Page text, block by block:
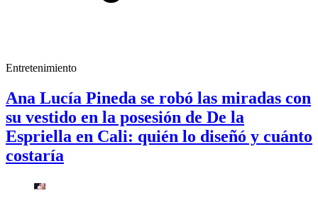
Entretenimiento
Ana Lucía Pineda se robó las miradas con
su vestido en la posesión de De la
Espriella en Cali: quién lo diseñó y cuánto
costaría